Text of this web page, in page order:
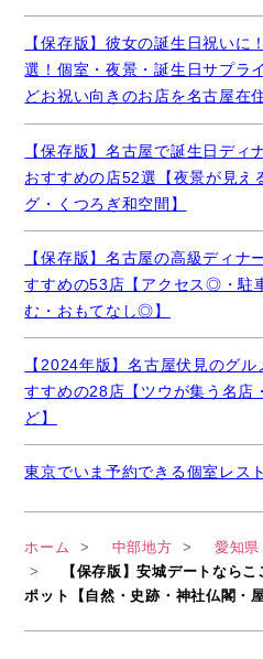
【保存版】彼女の誕生日祝いに
選！個室・夜景・誕生日サプラ
どお祝い向きのお店を名古屋在
【保存版】名古屋で誕生日ディ
おすすめの店52選【夜景が見え
グ・くつろぎ和空間】
【保存版】名古屋の高級ディナ
すすめの53店【アクセス◎・駐
む・おもてなし◎】
【2024年版】名古屋伏見のグ
すすめの28店【ツウが集う名店
ど】
東京でいま予約できる個室レス
ホーム 中部地方 愛知県
【保存版】安城デートなら
ポット【自然・史跡・神社仏閣・